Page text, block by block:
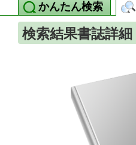
かんたん検索
検索結果書誌詳細